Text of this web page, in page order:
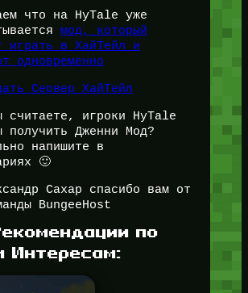
что на HyTale уже
мод, который
играть в ХайТейл и
одновременно
Сервер ХайТейл
считаете, игроки HyTale
получить Дженни Мод?
напишите в
🙂
Сахар спасибо вам от
BungeeHost
по
Интересам: